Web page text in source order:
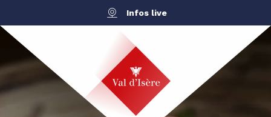
contenu
principal
Infos live